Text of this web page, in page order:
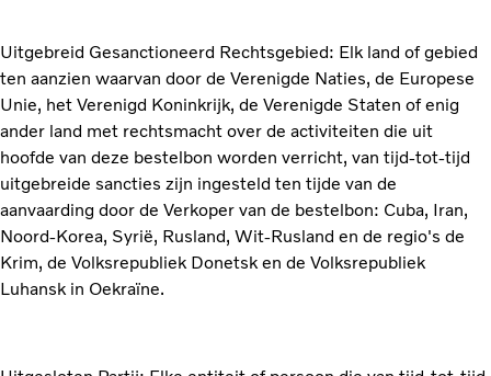
Uitgebreid Gesanctioneerd Rechtsgebied: Elk land of gebied
ten aanzien waarvan door de Verenigde Naties, de Europese
Unie, het Verenigd Koninkrijk, de Verenigde Staten of enig
ander land met rechtsmacht over de activiteiten die uit
hoofde van deze bestelbon worden verricht, van tijd-tot-tijd
uitgebreide sancties zijn ingesteld ten tijde van de
aanvaarding door de Verkoper van de bestelbon: Cuba, Iran,
Noord-Korea, Syrië, Rusland, Wit-Rusland en de regio's de
Krim, de Volksrepubliek Donetsk en de Volksrepubliek
Luhansk in Oekraïne.